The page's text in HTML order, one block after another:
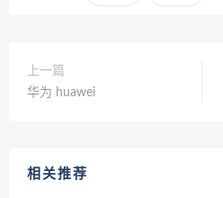
上一篇
华为 huawei
相关推荐